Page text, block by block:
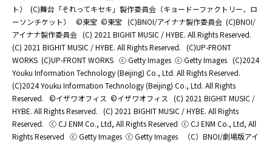
ト）
(C)舞台「それってキセキ」製作委員会（キョードーファクトリー、ロ
ーソンチケット）
©東宝 ©東宝 (C)BNOI/アイナナ製作委員会 (C)BNOI/
アイナナ製作委員会 (C) 2021 BIGHIT MUSIC / HYBE. All Rights Reserved.
(C) 2021 BIGHIT MUSIC / HYBE. All Rights Reserved. (C)UP-FRONT
WORKS (C)UP-FRONT WORKS ⓒ Getty Images ⓒ Getty Images (C)2024
Youku Information Technology (Beijing) Co., Ltd. All Rights Reserved.
(C)2024 Youku Information Technology (Beijing) Co., Ltd. All Rights
Reserved. ©イザワオフィス ©イザワオフィス
(C) 2021 BIGHIT MUSIC /
HYBE. All Rights Reserved. (C) 2021 BIGHIT MUSIC / HYBE. All Rights
Reserved. ⓒ CJ ENM Co., Ltd, All Rights Reserved ⓒ CJ ENM Co., Ltd, All
Rights Reserved ⓒ Getty Images ⓒ Getty Images
（C）BNOI/劇場版アイ